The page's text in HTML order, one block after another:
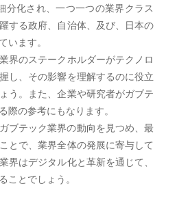
分化され、一つ一つの業界クラス
する政府、自治体、及び、日本の
います。
界のステークホルダーがテクノロ
し、その影響を理解するのに役立
う。また、企業や研究者がガブテ
際の参考にもなります。
ブテック業界の動向を見つめ、最
とで、業界全体の発展に寄与して
界はデジタル化と革新を通じて、
ことでしょう。